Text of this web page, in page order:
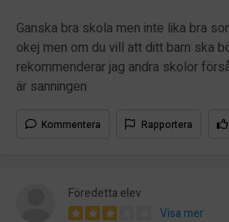
Ganska bra skola men inte lika bra
okej men om du vill att ditt barn ska
rekommenderar jag andra skolor
är sanningen
Kommentera Rapportera
Föredetta elev
Visa mer